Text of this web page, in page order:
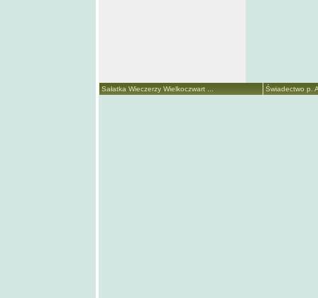
Sałatka Wieczerzy Wielkoczwart ... Świadectwo p.